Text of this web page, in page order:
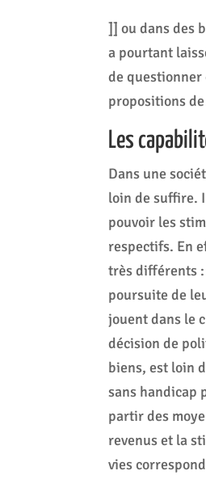
]] ou dans des
a pourtant
de questionner
propositions
Les
Dans une
loin de suffire.
pouvoir les
respectifs. En
très différents :
poursuite de
jouent dans le
décision de
biens, est loin
sans handicap
partir des
revenus et la
vies